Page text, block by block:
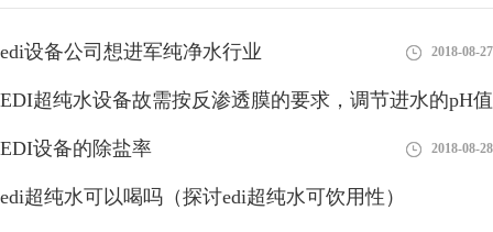
edi设备公司想进军纯净水行业 2018-08-27
EDI超纯水设备故需按反渗透膜的要求，调节进水的pH值
2018-08-27
EDI设备的除盐率 2018-08-28
edi超纯水可以喝吗（探讨edi超纯水可饮用性）